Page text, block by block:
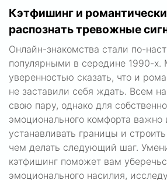
Кэтфишинг и
распознать тревожные
Онлайн-знакомства стали по-
популярными в середине 1990-х.
уверенностью сказать, что и
не заставили себя ждать. Всем
свою пару, однако для
эмоционального комфорта важно
устанавливать границы и
чем делать следующий шаг.
кэтфишинг поможет вам
эмоционального насилия,